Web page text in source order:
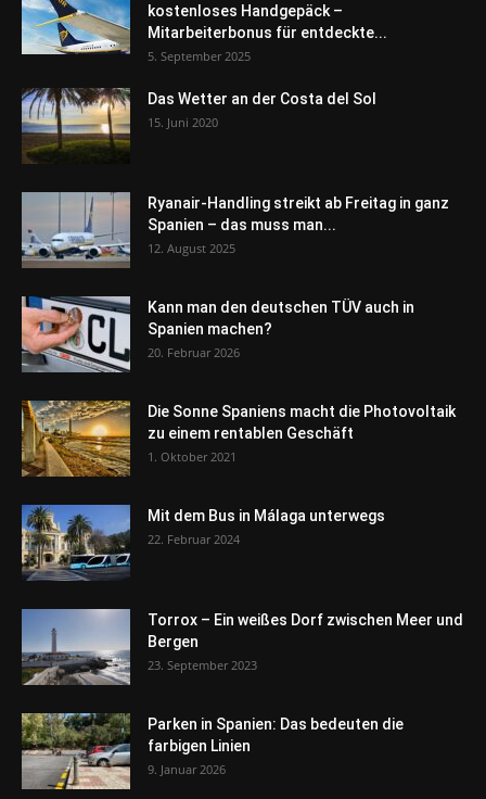
kostenloses Handgepäck –
Mitarbeiterbonus für entdeckte...
5. September 2025
Das Wetter an der Costa del Sol
15. Juni 2020
Ryanair-Handling streikt ab Freitag in ganz
Spanien – das muss man...
12. August 2025
Kann man den deutschen TÜV auch in
Spanien machen?
20. Februar 2026
Die Sonne Spaniens macht die Photovoltaik
zu einem rentablen Geschäft
1. Oktober 2021
Mit dem Bus in Málaga unterwegs
22. Februar 2024
Torrox – Ein weißes Dorf zwischen Meer und
Bergen
23. September 2023
Parken in Spanien: Das bedeuten die
farbigen Linien
9. Januar 2026